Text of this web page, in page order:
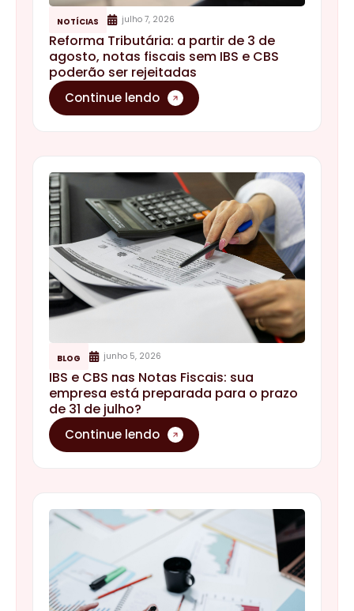
NOTÍCIAS julho 7, 2026
Reforma Tributária: a partir de 3 de
agosto, notas fiscais sem IBS e CBS
poderão ser rejeitadas
Continue lendo
BLOG junho 5, 2026
IBS e CBS nas Notas Fiscais: sua
empresa está preparada para o prazo
de 31 de julho?
Continue lendo